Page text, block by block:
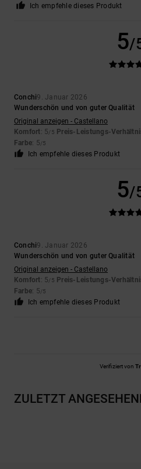
Ich empfehle dieses Produkt
5/
Conchi9. Januar 2026
Wunderschön und von guter Qualität
Original anzeigen - Castellano
Komfort: 5/5 Preis-Leistungs-
Farbe: 5/5
Ich empfehle dieses Produkt
5/
Conchi9. Januar 2026
Wunderschön und von guter Qualität
Original anzeigen - Castellano
Komfort: 5/5 Preis-Leistungs-
Farbe: 5/5
Ich empfehle dieses Produkt
Verifiziert von
ZULETZT